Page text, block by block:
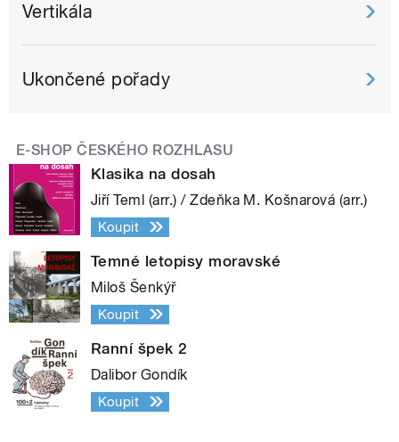
Vertikála
Ukončené pořady
E-SHOP ČESKÉHO ROZHLASU
Klasika na dosah
Jiří Teml (arr.) / Zdeňka M. Košnarová (arr.)
Koupit
Temné letopisy moravské
Miloš Šenkýř
Koupit
Ranní špek 2
Dalibor Gondík
Koupit